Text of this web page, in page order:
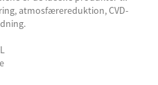
atmosfærereduktion, CVD-